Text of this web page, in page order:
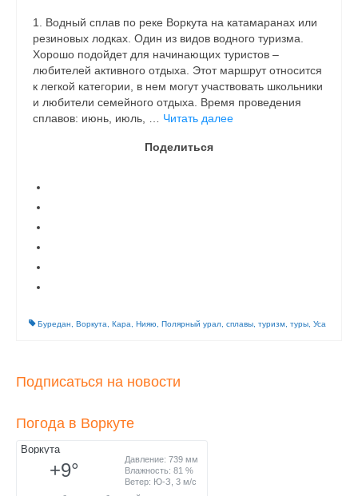
1. Водный сплав по реке Воркута на катамаранах или
резиновых лодках. Один из видов водного туризма.
Хорошо подойдет для начинающих туристов –
любителей активного отдыха. Этот маршрут относится
к легкой категории, в нем могут участвовать школьники
и любители семейного отдыха. Время проведения
сплавов: июнь, июль, … Читать далее
Поделиться
Буредан Воркута Кара Нияю Полярный урал сплавы туризм туры Уса
Подписаться на новости
Погода в Воркуте